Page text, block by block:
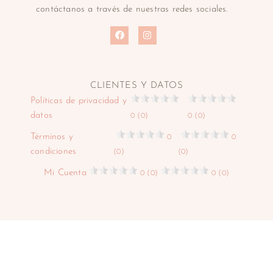
contáctanos a través de nuestras redes sociales.
CLIENTES Y DATOS
Políticas de privacidad y
datos
0 (0) 0 (0)
Términos y
condiciones
0
(0)
0
(0)
Mi Cuenta 0 (0) 0 (0)